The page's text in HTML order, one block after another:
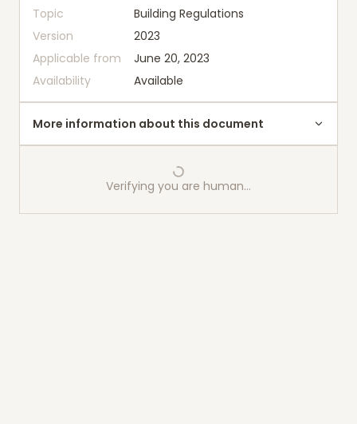
Topic
Building Regulations
Version
2023
Applicable from
June 20, 2023
Availability
Available
More information about this document
Verifying you are human…